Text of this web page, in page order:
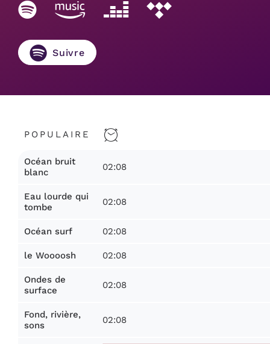
Suivre
POPULAIRE
Océan bruit
blanc
02:08
Eau lourde qui
tombe
02:08
Océan surf 02:08
le Woooosh 02:08
Ondes de
surface
02:08
Fond, rivière,
sons
02:08